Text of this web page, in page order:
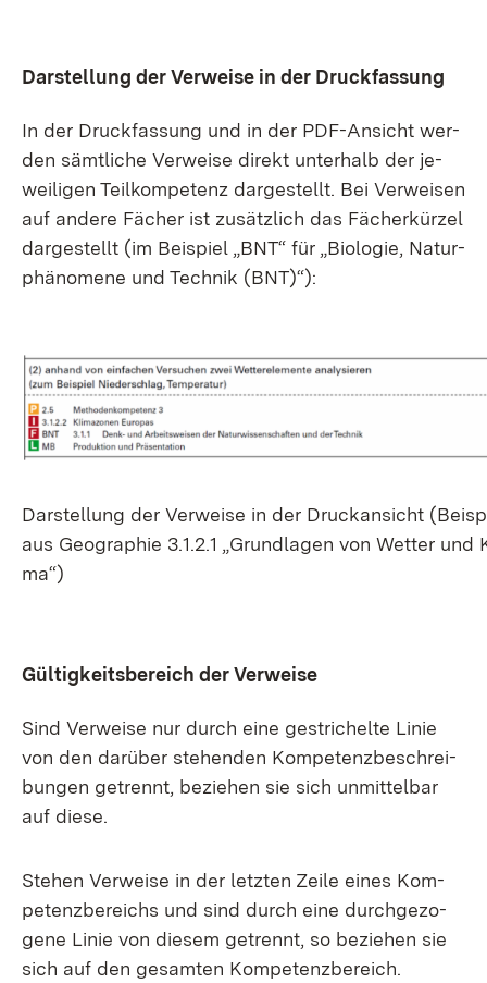
Dar­stel­lung der Ver­wei­se in der Druck­fas­sung
In der Druck­fas­sung und in der PDF-An­sicht wer­
den sämt­li­che Ver­wei­se di­rekt un­ter­halb der je­
wei­li­gen Teil­kom­pe­tenz dar­ge­stellt. Bei Ver­wei­sen
auf an­de­re Fä­cher ist zu­sätz­lich das Fä­cher­kür­zel
dar­ge­stellt (im Bei­spiel „BNT“ für „Bio­lo­gie, Na­tur­
phä­no­me­ne und Tech­nik (BNT)“):
Dar­stel­lung der Ver­wei­se in der Druck­an­sicht
aus Geo­gra­phie 3.1.2.1 „Grund­la­gen von Wet­ter und
ma“)
Gül­tig­keits­be­reich der Ver­wei­se
Sind Ver­wei­se nur durch ei­ne ge­stri­chel­te Li­nie
von den dar­über ste­hen­den Kom­pe­tenz­be­schrei­
bun­gen ge­trennt, be­zie­hen sie sich un­mit­tel­bar
auf die­se.
Ste­hen Ver­wei­se in der letz­ten Zei­le ei­nes Kom­
pe­tenz­be­reichs und sind durch ei­ne durch­ge­zo­
ge­ne Li­nie von die­sem ge­trennt, so be­zie­hen sie
sich auf den ge­sam­ten Kom­pe­tenz­be­reich.